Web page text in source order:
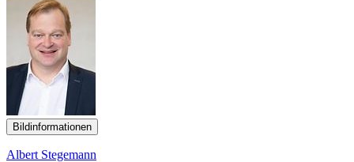
Bildinformationen
Albert Stegemann